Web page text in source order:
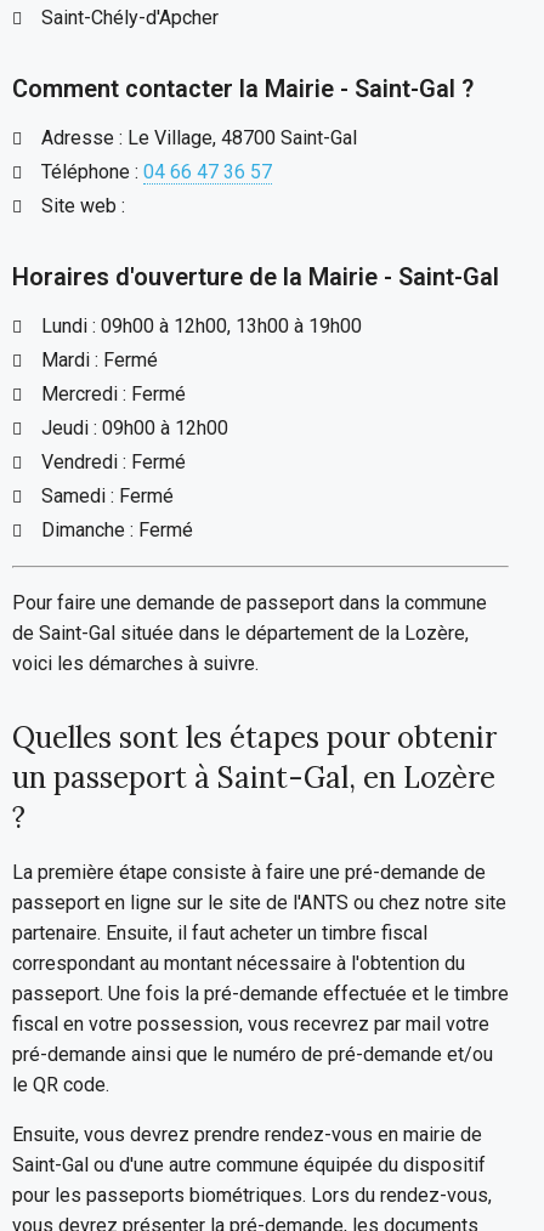
Saint-Chély-d'Apcher
Comment contacter la Mairie - Saint-Gal ?
Adresse : Le Village, 48700 Saint-Gal
Téléphone : 04 66 47 36 57
Site web :
Horaires d'ouverture de la Mairie - Saint-Gal
Lundi : 09h00 à 12h00, 13h00 à 19h00
Mardi : Fermé
Mercredi : Fermé
Jeudi : 09h00 à 12h00
Vendredi : Fermé
Samedi : Fermé
Dimanche : Fermé
Pour faire une demande de passeport dans la commune
de Saint-Gal située dans le département de la Lozère,
voici les démarches à suivre.
Quelles sont les étapes pour obtenir
un passeport à Saint-Gal, en Lozère
?
La première étape consiste à faire une pré-demande de
passeport en ligne sur le site de l'ANTS ou chez notre site
partenaire. Ensuite, il faut acheter un timbre fiscal
correspondant au montant nécessaire à l'obtention du
passeport. Une fois la pré-demande effectuée et le timbre
fiscal en votre possession, vous recevrez par mail votre
pré-demande ainsi que le numéro de pré-demande et/ou
le QR code.
Ensuite, vous devrez prendre rendez-vous en mairie de
Saint-Gal ou d'une autre commune équipée du dispositif
pour les passeports biométriques. Lors du rendez-vous,
vous devrez présenter la pré-demande, les documents